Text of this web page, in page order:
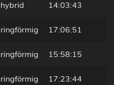
hybrid 14:03:43
ringförmig 17:06:51
ringförmig 15:58:15
ringförmig 17:23:44